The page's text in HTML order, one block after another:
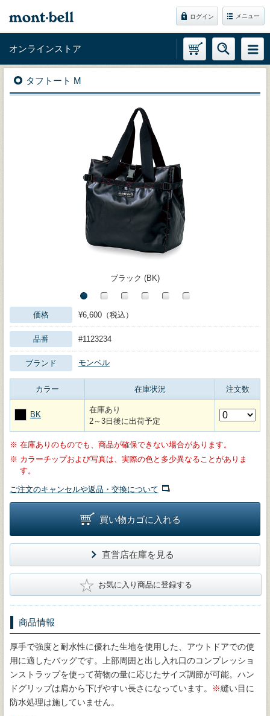
ログイン メニュー
オンラインストア
タフトート M
ブラック (BK)
価格 ¥6,600（税込）
品番 #1123234
ブランド モンベル
カラー 在庫状況 注文数
BK
在庫あり
2～3日後に出荷予定
※ 在庫ありのものでも、商品が確保できない場合があります。
※ カラーチップおよび写真は、実際の色と多少異なることがありま
す。
ご注文のキャンセルや返品・交換について
買い物カゴに入れる
直営店在庫を見る
★ お気に入り商品に登録する
商品情報
厚手で強度と耐水性に優れた生地を使用した、アウトドアでの使
用に適したバッグです。上部周囲と出し入れ口のコンプレッショ
ンストラップを使って荷物の量に応じたサイズ調節が可能。ハン
ドグリップは肩から下げやすい長さになっています。
※縫い目に
防水処理は施していません。